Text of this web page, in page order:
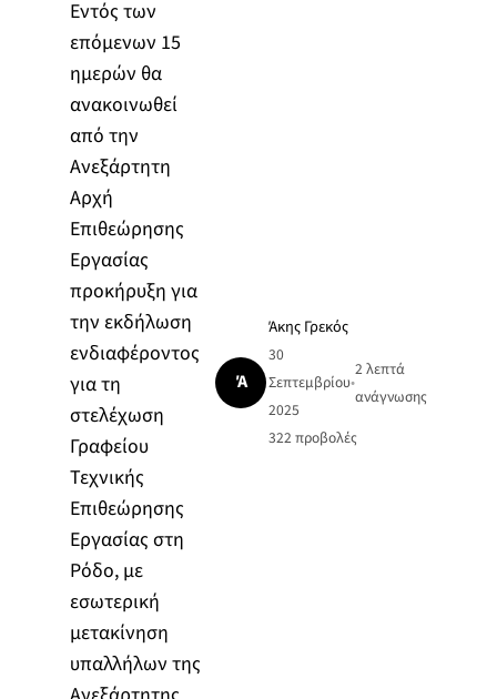
Εντός των
επόμενων 15
ημερών θα
ανακοινωθεί
από την
Ανεξάρτητη
Αρχή
Επιθεώρησης
Εργασίας
προκήρυξη για
την εκδήλωση
ενδιαφέροντος
για τη
στελέχωση
Γραφείου
Τεχνικής
Επιθεώρησης
Εργασίας στη
Ρόδο, με
εσωτερική
μετακίνηση
υπαλλήλων της
Ά
Άκης Γρεκός
30
Σεπτεμβρίου
2025
•
2 λεπτά
ανάγνωσης
322 προβολές